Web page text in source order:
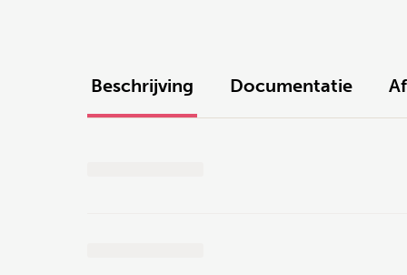
Beschrijving Documentatie